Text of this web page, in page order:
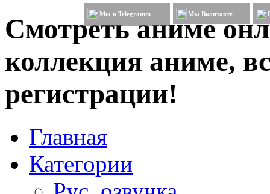
Смотреть аниме
коллекция аниме,
регистрации!
Мы в Telegramm Мы Вконтакте
Главная
Категории